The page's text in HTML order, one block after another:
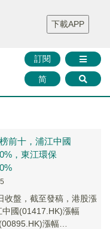
財華證券 媒體矩陣
智庫沙龍
聯絡我們
訂閱
简
下載APP
前十，浦江中國
，東江環保
收盤，截至發稿，港股漲
國(01417.HK)漲幅
漲幅